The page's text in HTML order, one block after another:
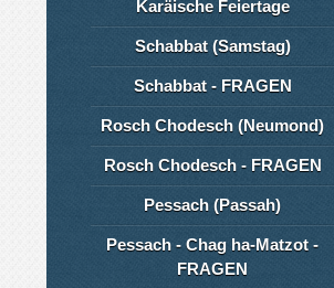
Karäische Feiertage
Schabbat (Samstag)
Schabbat - FRAGEN
Rosch Chodesch (Neumond)
Rosch Chodesch - FRAGEN
Pessach (Passah)
Pessach - Chag ha-Matzot -
FRAGEN